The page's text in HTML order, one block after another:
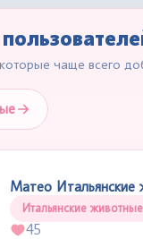
чаще всего
Матео Итальянские
Итальянские
45